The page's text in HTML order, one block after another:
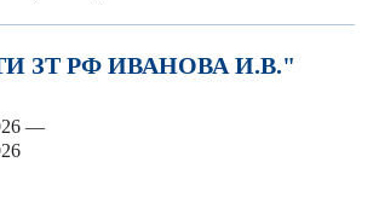
ЗТ РФ ИВАНОВА И.В."
—